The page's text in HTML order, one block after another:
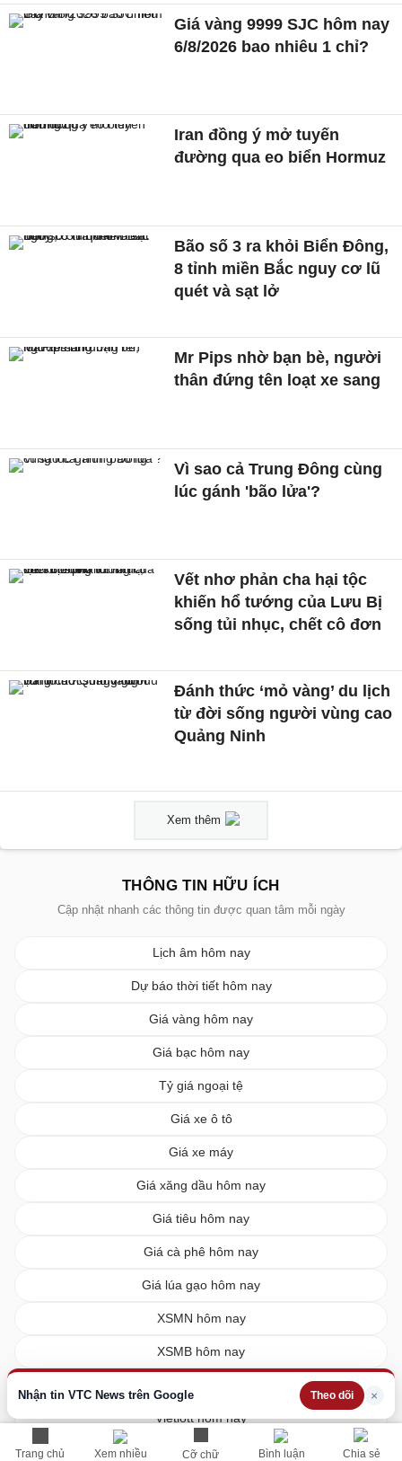
Trang chủ Xem nhiều Cỡ chữ Bình luận Chia sẻ
Nhận tin VTC News trên Google Theo dõi ×
Giá vàng 9999 SJC hôm nay
6/8/2026 bao nhiêu 1 chỉ?
Iran đồng ý mở tuyến
đường qua eo biển Hormuz
Bão số 3 ra khỏi Biển Đông,
8 tỉnh miền Bắc nguy cơ lũ
quét và sạt lở
Mr Pips nhờ bạn bè, người
thân đứng tên loạt xe sang
Vì sao cả Trung Đông cùng
lúc gánh 'bão lửa'?
Vết nhơ phản cha hại tộc
khiến hổ tướng của Lưu Bị
sống tủi nhục, chết cô đơn
Đánh thức ‘mỏ vàng’ du lịch
từ đời sống người vùng cao
Quảng Ninh
Xem thêm
THÔNG TIN HỮU ÍCH
Cập nhật nhanh các thông tin được quan tâm mỗi ngày
Lịch âm hôm nay
Dự báo thời tiết hôm nay
Giá vàng hôm nay
Giá bạc hôm nay
Tỷ giá ngoại tệ
Giá xe ô tô
Giá xe máy
Giá xăng dầu hôm nay
Giá tiêu hôm nay
Giá cà phê hôm nay
Giá lúa gạo hôm nay
XSMN hôm nay
XSMB hôm nay
Vietlott hôm nay